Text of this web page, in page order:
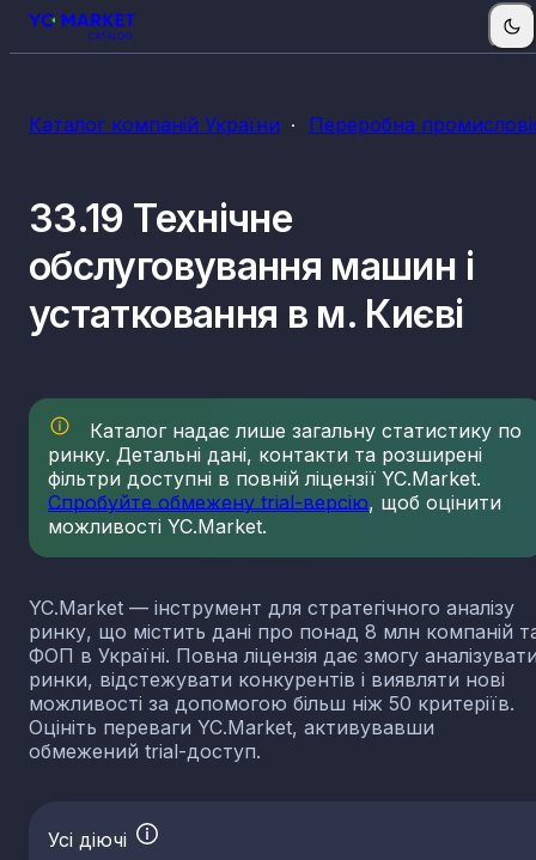
Каталог компаній України Переробна
33.19 Технічне
обслуговування машин і
устатковання в м. Києві
Каталог надає лише загальну статистику по
ринку. Детальні дані, контакти та розширені
фільтри доступні в повній ліцензії YC.Market.
Спробуйте обмежену trial-версію, щоб оцінити
можливості YC.Market.
YC.Market — інструмент для стратегічного аналізу
ринку, що містить дані про понад 8 млн компаній
ФОП в Україні. Повна ліцензія дає змогу
ринки, відстежувати конкурентів і виявляти нові
можливості за допомогою більш ніж 50 критеріїв.
Оцініть переваги YC.Market, активувавши
обмежений trial-доступ.
Усі діючі